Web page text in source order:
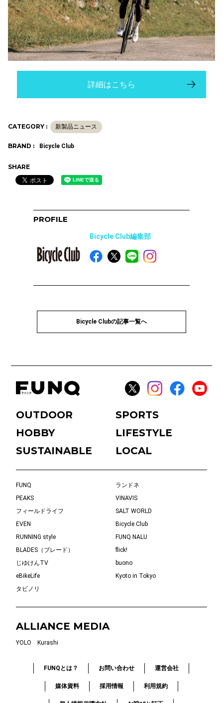
詳細はこちら
CATEGORY : 新製品ニュース
BRAND : Bicycle Club
SHARE
PROFILE
Bicycle Club編集部
Bicycle Clubの記事一覧へ
OUTDOOR
SPORTS
HOBBY
LIFESTYLE
SUSTAINABLE
LOCAL
FUNQ
ランドネ
PEAKS
VINAVIS
フィールドライフ
SALT WORLD
EVEN
Bicycle Club
RUNNING style
FUNQ NALU
BLADES（ブレード）
flick!
じゆけんTV
buono
eBikeLife
Kyoto in Tokyo
タビノリ
ALLIANCE MEDIA
YOLO Kurashi
FUNQとは？ お問い合わせ 運営会社
媒体資料 採用情報 利用規約